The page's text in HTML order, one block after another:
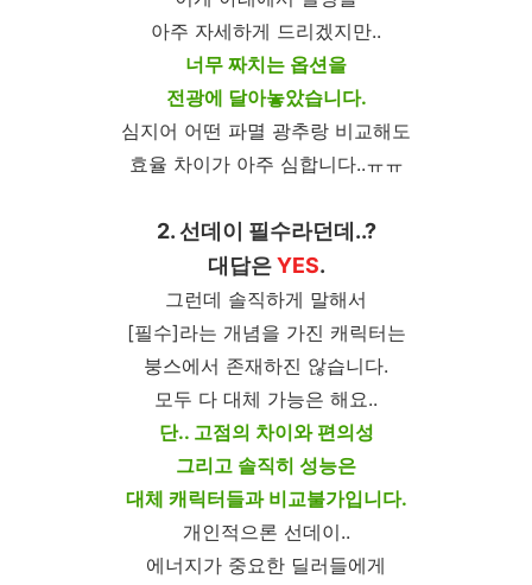
아주 자세하게 드리겠지만..
너무 짜치는 옵션을
전광에 달아놓았습니다.
심지어 어떤 파멸 광추랑 비교해도
효율 차이가 아주 심합니다..ㅠㅠ
2. 선데이 필수라던데..?
대답은YES.
그런데 솔직하게 말해서
[필수]라는 개념을 가진 캐릭터는
붕스에서 존재하진 않습니다.
모두 다 대체 가능은 해요..
단.. 고점의 차이와 편의성
그리고 솔직히 성능은
대체 캐릭터들과 비교불가입니다.
개인적으론 선데이..
에너지가 중요한 딜러들에게